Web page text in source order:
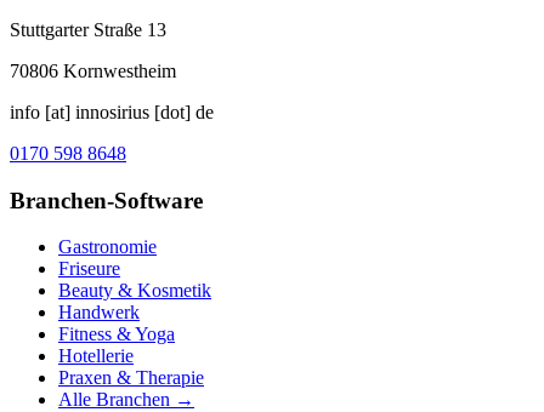
Stuttgarter Straße 13
70806 Kornwestheim
info [at] innosirius [dot] de
0170 598 8648
Branchen-Software
Gastronomie
Friseure
Beauty & Kosmetik
Handwerk
Fitness & Yoga
Hotellerie
Praxen & Therapie
Alle Branchen →